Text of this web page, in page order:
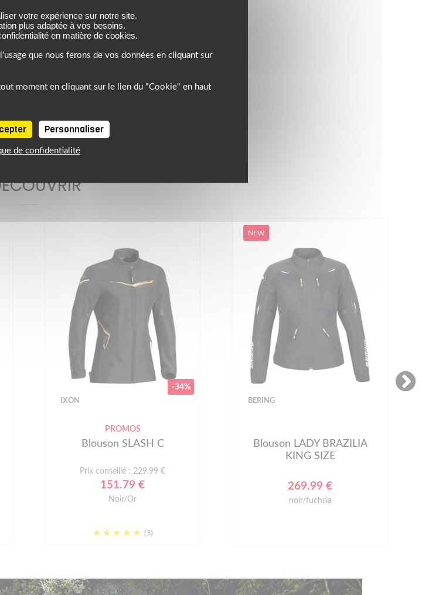
-34%
IXON
PROMOS
Blouson SLASH C
Prix conseillé : 229.99 €
151.79 €
Noir/Or
(3)
NEW
BERING
Blouson LADY BRAZILIA
KING SIZE
269.99 €
noir/fuchsia
votre expérience sur notre site.
plus adaptée à vos besoins.
en matière de cookies.
que nous ferons de vos données en cliquant sur
moment en cliquant sur le lien du "Cookie" en haut
Personnaliser
de confidentialité